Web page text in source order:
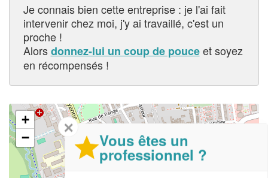
Je connais bien cette entreprise : je l'ai fait
intervenir chez moi, j'y ai travaillé, c'est un
proche !
Alorsdonnez-lui un coup de pouceet soyez
en récompensés !
+
−
✕
Vous êtes un
professionnel ?